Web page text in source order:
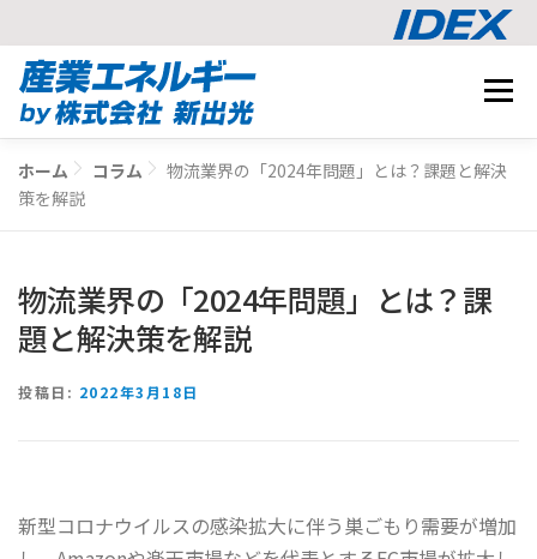
メニ
BUSINESS
KNOWLEDGE
CO2削減シミュレーション
SIMULATION
ホーム コラム
物流業界の「2024年問題」とは？課題と解決
策を解説
物流業界の「2024年問題」とは？課
題と解決策を解説
投稿日: 2022年3月18日
新型コロナウイルスの感染拡大に伴う巣ごもり需要が増加